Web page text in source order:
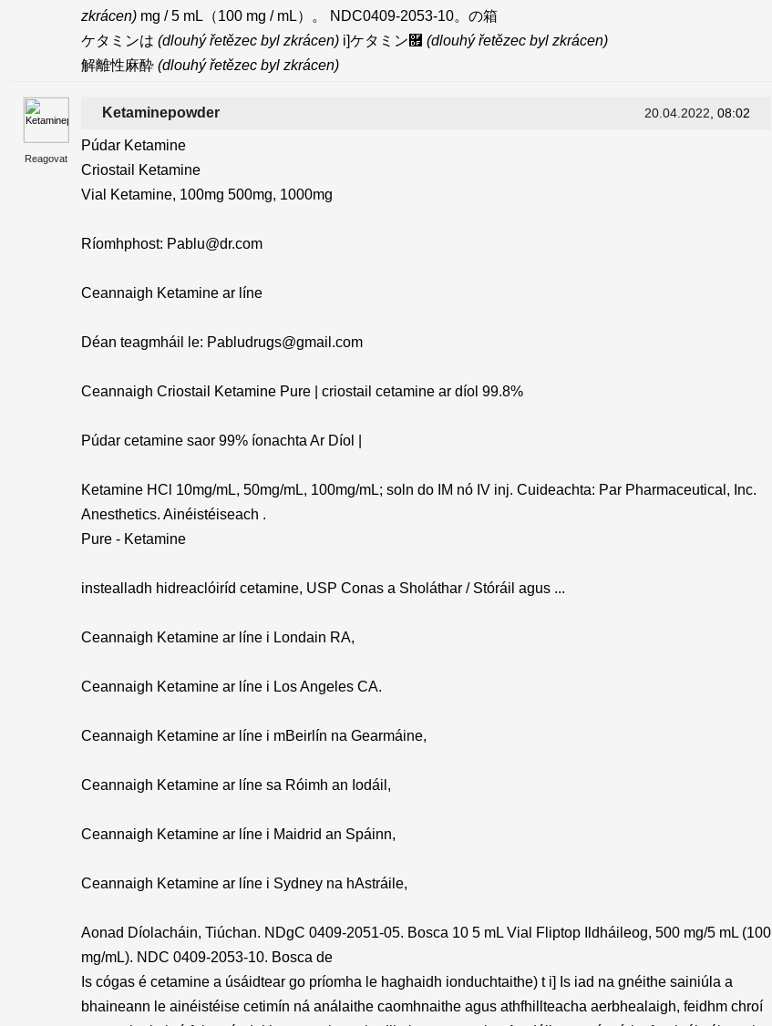
zkrácen) mg / 5 mL（100 mg / mL）。 NDC0409-2053-10。の箱
ケタミンは (dlouhý řetězec byl zkrácen) i]ケタミン࿟ (dlouhý řetězec byl zkrácen)
解離性麻酔 (dlouhý řetězec byl zkrácen)
Reagovat
Ketaminepowder 20.04.2022 , 08:02
Púdar Ketamine
Criostail Ketamine
Vial Ketamine, 100mg 500mg, 1000mg
Ríomhphost: Pablu@dr.com
Ceannaigh Ketamine ar líne
Déan teagmháil le: Pabludrugs@gmail.com
Ceannaigh Criostail Ketamine Pure | criostail cetamine ar díol 99.8%
Púdar cetamine saor 99% íonachta Ar Díol |
Ketamine HCl 10mg/mL, 50mg/mL, 100mg/mL; soln do IM nó IV inj. Cuideachta: Par Pharmaceutical, Inc.
Anesthetics. Ainéistéiseach .
Pure - Ketamine
instealladh hidreaclóiríd cetamine, USP Conas a Sholáthar / Stóráil agus ...
Ceannaigh Ketamine ar líne i Londain RA,
Ceannaigh Ketamine ar líne i Los Angeles CA.
Ceannaigh Ketamine ar líne i mBeirlín na Gearmáine,
Ceannaigh Ketamine ar líne sa Róimh an Iodáil,
Ceannaigh Ketamine ar líne i Maidrid an Spáinn,
Ceannaigh Ketamine ar líne i Sydney na hAstráile,
Aonad Díolacháin, Tiúchan. NDgC 0409-2051-05. Bosca 10 5 mL Vial Fliptop Ildháileog, 500 mg/5 mL (100
mg/mL). NDC 0409-2053-10. Bosca de
Is cógas é cetamine a úsáidtear go príomha le haghaidh ionduchtaithe) t i] Is iad na gnéithe sainiúla a
bhaineann le ainéistéise cetimín ná análaithe caomhnaithe agus athfhillteacha aerbhealaigh, feidhm chroí